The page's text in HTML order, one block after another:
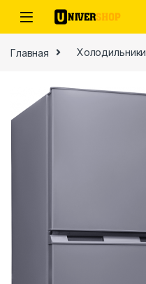
Skip to navigation
Skip to content
Главная Холодильники